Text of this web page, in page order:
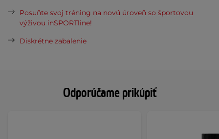
Odporúčame prikúpiť
Posuňte svoj tréning na novú úroveň so športovou
výživou inSPORTline!
Diskrétne zabalenie